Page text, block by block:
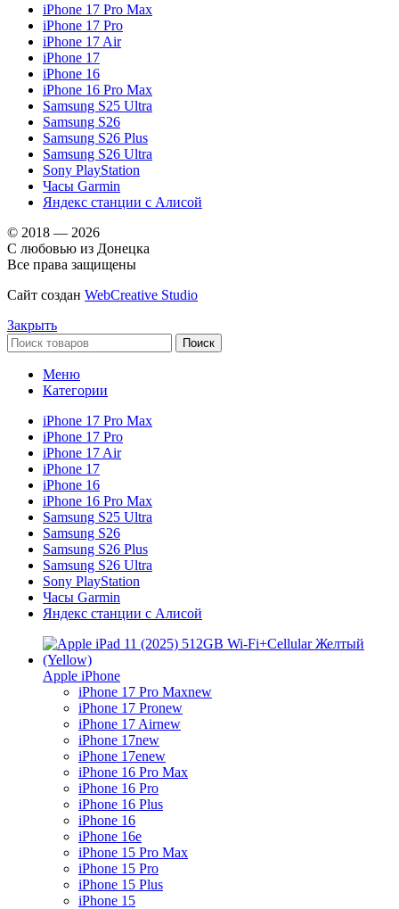
iPhone 17 Pro Max
iPhone 17 Pro
iPhone 17 Air
iPhone 17
iPhone 16
iPhone 16 Pro Max
Samsung S25 Ultra
Samsung S26
Samsung S26 Plus
Samsung S26 Ultra
Sony PlayStation
Часы Garmin
Яндекс станции с Алисой
© 2018 — 2026
С любовью из Донецка
Все права защищены
Сайт создан WebCreative Studio
Закрыть
Поиск
Меню
Категории
iPhone 17 Pro Max
iPhone 17 Pro
iPhone 17 Air
iPhone 17
iPhone 16
iPhone 16 Pro Max
Samsung S25 Ultra
Samsung S26
Samsung S26 Plus
Samsung S26 Ultra
Sony PlayStation
Часы Garmin
Яндекс станции с Алисой
Apple iPhone
iPhone 17 Pro Maxnew
iPhone 17 Pronew
iPhone 17 Airnew
iPhone 17new
iPhone 17enew
iPhone 16 Pro Max
iPhone 16 Pro
iPhone 16 Plus
iPhone 16
iPhone 16e
iPhone 15 Pro Max
iPhone 15 Pro
iPhone 15 Plus
iPhone 15